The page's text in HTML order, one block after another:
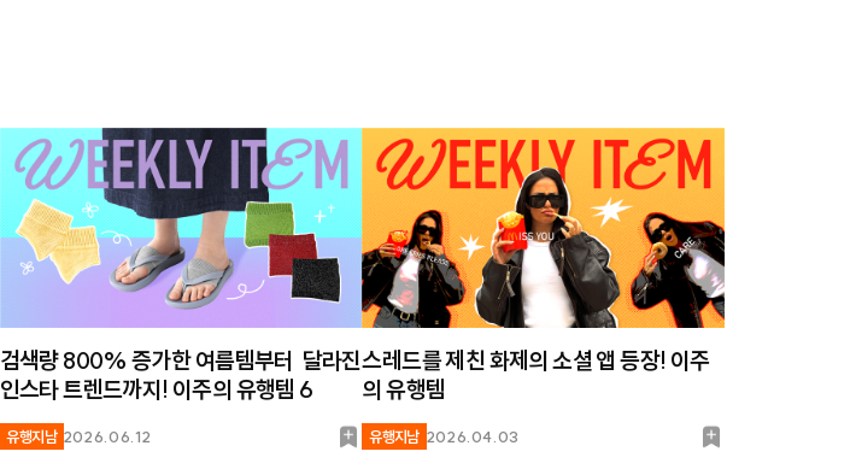
유행지남 2026.06.12
북
검색량 800% 증가한 여름템부터 달라진
인스타 트렌드까지! 이주의 유행템 6
유행지남 2026.04.03
북
스레드를 제친 화제의 소셜 앱 등장! 이주
의 유행템